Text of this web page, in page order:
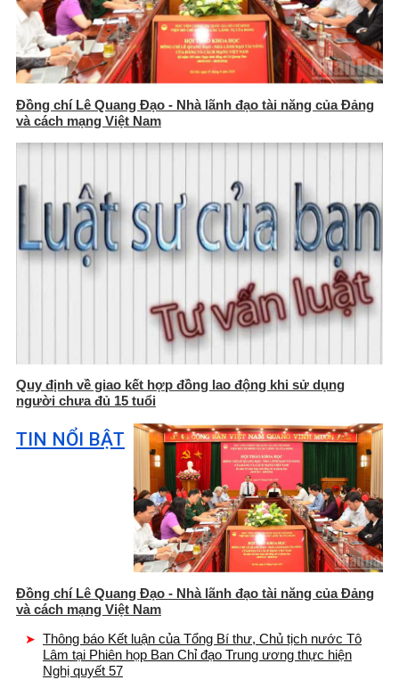
Đồng chí Lê Quang Đạo - Nhà lãnh đạo tài năng của Đảng
và cách mạng Việt Nam
Quy định về giao kết hợp đồng lao động khi sử dụng
người chưa đủ 15 tuổi
TIN NỔI BẬT
Đồng chí Lê Quang Đạo - Nhà lãnh đạo tài năng của Đảng
và cách mạng Việt Nam
Thông báo Kết luận của Tổng Bí thư, Chủ tịch nước Tô
Lâm tại Phiên họp Ban Chỉ đạo Trung ương thực hiện
Nghị quyết 57